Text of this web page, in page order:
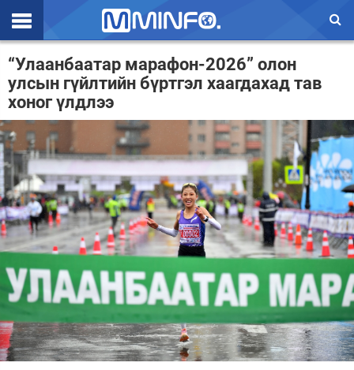
Эхлэл
Цаг агаар
Валют ханш
Улс төр
Эдийн засаг
Үзэл бодол
Спорт
Нийгэм
Дэлхий
Энтертайнмэнт
“Улаанбаатар марафон-2026” олон
улсын гүйлтийн бүртгэл хаагдахад тав
хоног үлдлээ